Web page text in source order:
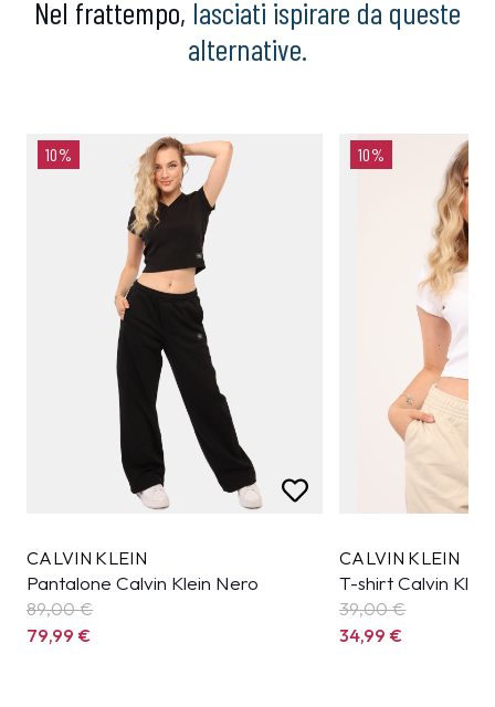
Nel frattempo, lasciati ispirare da queste
alternative.
10%
CALVIN KLEIN
Pantalone Calvin Klein Nero
89,00 €
79,99€
10%
CALVIN KLEIN
T-shirt Calvin
39,00 €
34,99€